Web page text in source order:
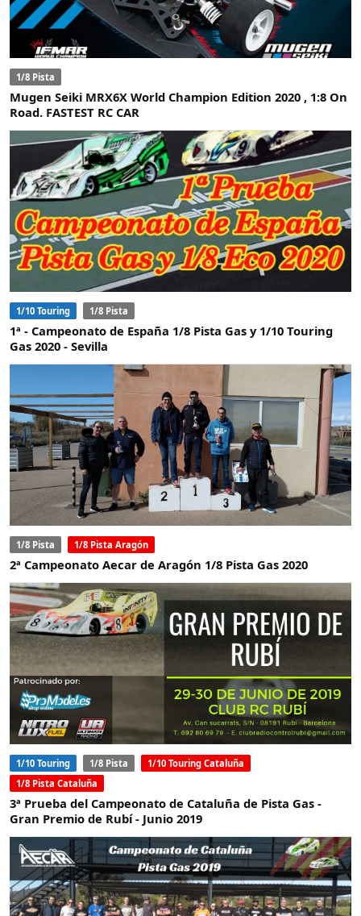
1/8 Pista
Mugen Seiki MRX6X World Champion Edition 2020 , 1:8 On
Road. FASTEST RC CAR
1/10 Touring 1/8 Pista
1ª - Campeonato de España 1/8 Pista Gas y 1/10 Touring
Gas 2020 - Sevilla
1/8 Pista 1/8 Pista Aragón
2ª Campeonato Aecar de Aragón 1/8 Pista Gas 2020
1/10 Touring 1/8 Pista
1/10 Touring Cataluña
1/8 Pista Cataluña
3ª Prueba del Campeonato de Cataluña de Pista Gas -
Gran Premio de Rubí - Junio 2019